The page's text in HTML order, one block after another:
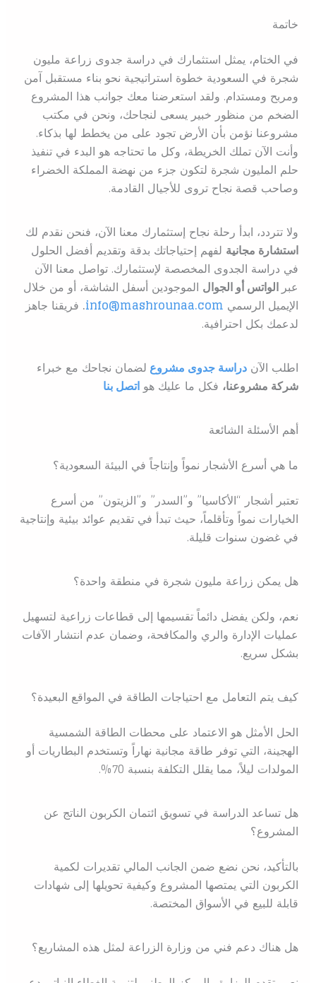
خاتمة
في الختام، يمثل استثمارك في دراسة جدوى زراعة مليون
شجرة في السعودية خطوة استراتيجية نحو بناء مستقبل آمن
ومربح ومستدام. ولقد استعرضنا معك جوانب هذا المشروع
الضخم من منظور خبير يسعى لنجاحك، ونحن في مكتب
مشروعنا نؤمن بأن الأرض تجود على من يخطط لها بذكاء.
وأنت الآن تملك الخريطة، وكل ما تحتاجه هو البدء في تنفيذ
حلم المليون شجرة لتكون جزء من نهضة المملكة الخضراء
وصاحب قصة نجاح تروى للأجيال القادمة.
ولا تتردد، ابدأ رحلة نجاح إستثمارك معنا الآن، فنحن نقدم لك
استشارة مجانيةلفهم إحتياجاتك بدقة وتقديم أفضل الحلول
في دراسة الجدوى المخصصة لإستثمارك. تواصل معنا الآن
عبرالواتس أو الجوالالموجودين أسفل الشاشة، أو من خلال
الإيميل الرسمي info@mashrounaa.com
.فريقنا جاهز
لدعمك بكل احترافية.
اطلب الآن دراسة جدوى مشروع لضمان نجاحك مع خبراء
شركة مشروعنا،فكل ما عليك هو اتصل بنا
أهم الأسئلة الشائعة
ما هي أسرع الأشجار نمواً وإنتاجاً في البيئة السعودية؟
تعتبر أشجار “الأكاسيا” و”السدر” و”الزيتون” من أسرع
الخيارات نمواً وتأقلماً، حيث تبدأ في تقديم عوائد بيئية وإنتاجية
في غضون سنوات قليلة.
هل يمكن زراعة مليون شجرة في منطقة واحدة؟
نعم، ولكن يفضل دائماً تقسيمها إلى قطاعات زراعية لتسهيل
عمليات الإدارة والري والمكافحة، وضمان عدم انتشار الآفات
بشكل سريع.
كيف يتم التعامل مع احتياجات الطاقة في المواقع البعيدة؟
الحل الأمثل هو الاعتماد على محطات الطاقة الشمسية
الهجينة، التي توفر طاقة مجانية نهاراً وتستخدم البطاريات أو
المولدات ليلاً، مما يقلل التكلفة بنسبة 70%.
هل تساعد الدراسة في تسويق ائتمان الكربون الناتج عن
المشروع؟
بالتأكيد، نحن نضع ضمن الجانب المالي تقديرات لكمية
الكربون التي يمتصها المشروع وكيفية تحويلها إلى شهادات
قابلة للبيع في الأسواق المختصة.
هل هناك دعم فني من وزارة الزراعة لمثل هذه المشاريع؟